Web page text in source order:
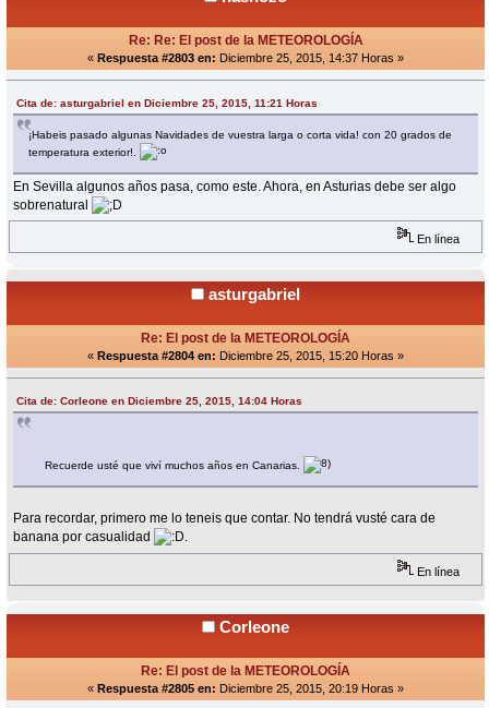
Re: Re: El post de la METEOROLOGÍA
« Respuesta #2803 en: Diciembre 25, 2015, 14:37 Horas »
Cita de: asturgabriel en Diciembre 25, 2015, 11:21 Horas
¡Habeis pasado algunas Navidades de vuestra larga o corta vida! con 20 grados de
temperatura exterior!.
En Sevilla algunos años pasa, como este. Ahora, en Asturias debe ser algo
sobrenatural
En línea
asturgabriel
Re: El post de la METEOROLOGÍA
« Respuesta #2804 en: Diciembre 25, 2015, 15:20 Horas »
Cita de: Corleone en Diciembre 25, 2015, 14:04 Horas
Recuerde usté que viví muchos años en Canarias.
Para recordar, primero me lo teneis que contar. No tendrá vusté cara de
banana por casualidad
.
En línea
Corleone
Re: El post de la METEOROLOGÍA
« Respuesta #2805 en: Diciembre 25, 2015, 20:19 Horas »